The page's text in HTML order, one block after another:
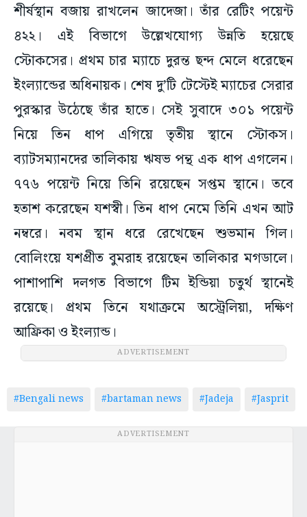
শীর্ষস্থান বজায় রাখলেন জাদেজা। তাঁর রেটিং পয়েন্ট
৪২২। এই বিভাগে উল্লেখযোগ্য উন্নতি হয়েছে
স্টোকসের। প্রথম চার ম্যাচে দুরন্ত ছন্দ মেলে ধরেছেন
ইংল্যান্ডের অধিনায়ক। শেষ দু’টি টেস্টেই ম্যাচের সেরার
পুরস্কার উঠেছে তাঁর হাতে। সেই সুবাদে ৩০১ পয়েন্ট
নিয়ে তিন ধাপ এগিয়ে তৃতীয় স্থানে স্টোকস।
ব্যাটসম্যানদের তালিকায় ঋষভ পন্থ এক ধাপ এগলেন।
৭৭৬ পয়েন্ট নিয়ে তিনি রয়েছেন সপ্তম স্থানে। তবে
হতাশ করেছেন যশস্বী। তিন ধাপ নেমে তিনি এখন আট
নম্বরে। নবম স্থান ধরে রেখেছেন শুভমান গিল।
বোলিংয়ে যশপ্রীত বুমরাহ রয়েছেন তালিকার মগডালে।
পাশাপাশি দলগত বিভাগে টিম ইন্ডিয়া চতুর্থ স্থানেই
রয়েছে। প্রথম তিনে যথাক্রমে অস্ট্রেলিয়া, দক্ষিণ
আফ্রিকা ও ইংল্যান্ড।
ADVERTISEMENT
#Bengali news #bartaman news #Jadeja #Jasprit
ADVERTISEMENT